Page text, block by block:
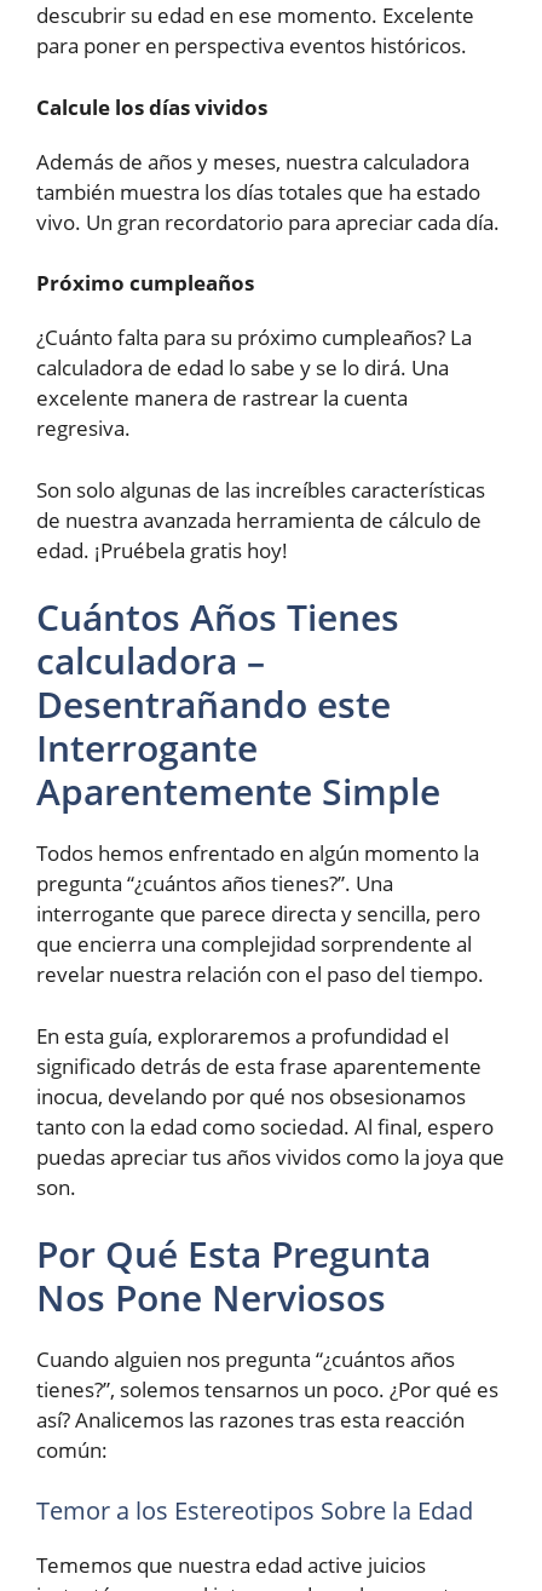
descubrir su edad en ese momento. Excelente
para poner en perspectiva eventos históricos.
Calcule los días vividos
Además de años y meses, nuestra calculadora
también muestra los días totales que ha estado
vivo. Un gran recordatorio para apreciar cada día.
Próximo cumpleaños
¿Cuánto falta para su próximo cumpleaños? La
calculadora de edad lo sabe y se lo dirá. Una
excelente manera de rastrear la cuenta
regresiva.
Son solo algunas de las increíbles características
de nuestra avanzada herramienta de cálculo de
edad. ¡Pruébela gratis hoy!
Cuántos Años Tienes
calculadora –
Desentrañando este
Interrogante
Aparentemente Simple
Todos hemos enfrentado en algún momento la
pregunta “¿cuántos años tienes?”. Una
interrogante que parece directa y sencilla, pero
que encierra una complejidad sorprendente al
revelar nuestra relación con el paso del tiempo.
En esta guía, exploraremos a profundidad el
significado detrás de esta frase aparentemente
inocua, develando por qué nos obsesionamos
tanto con la edad como sociedad. Al final, espero
puedas apreciar tus años vividos como la joya que
son.
Por Qué Esta Pregunta
Nos Pone Nerviosos
Cuando alguien nos pregunta “¿cuántos años
tienes?”, solemos tensarnos un poco. ¿Por qué es
así? Analicemos las razones tras esta reacción
común:
Temor a los Estereotipos Sobre la Edad
Tememos que nuestra edad active juicios